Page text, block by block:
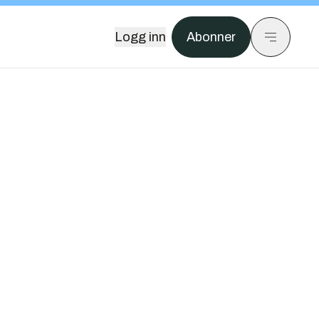
Logg inn Abonner